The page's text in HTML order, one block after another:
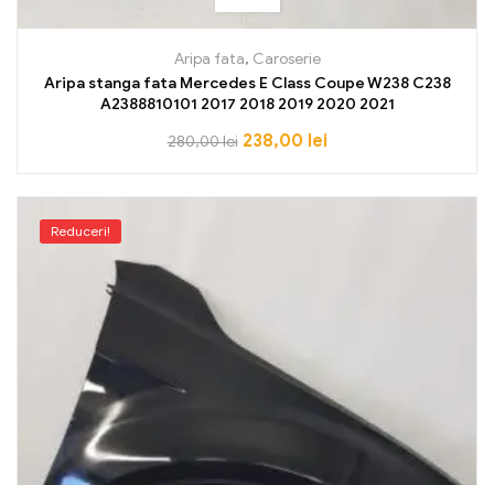
Aripa fata, Caroserie
Aripa stanga fata Mercedes E Class Coupe W238 C238
A2388810101 2017 2018 2019 2020 2021
280,00lei 238,00 lei
Reduceri!